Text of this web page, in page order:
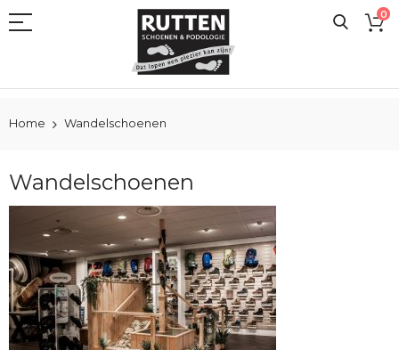
naar
0
Home Wandelschoenen
Wandelschoenen